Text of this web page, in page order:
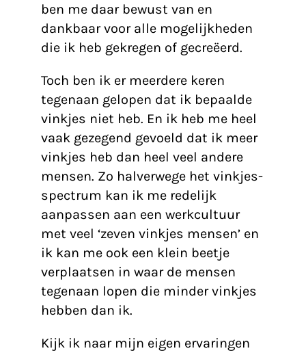
ben me daar bewust van en
dankbaar voor alle mogelijkheden
die ik heb gekregen of gecreëerd.
Toch ben ik er meerdere keren
tegenaan gelopen dat ik bepaalde
vinkjes niet heb. En ik heb me heel
vaak gezegend gevoeld dat ik meer
vinkjes heb dan heel veel andere
mensen. Zo halverwege het vinkjes-
spectrum kan ik me redelijk
aanpassen aan een werkcultuur
met veel ‘zeven vinkjes mensen’ en
ik kan me ook een klein beetje
verplaatsen in waar de mensen
tegenaan lopen die minder vinkjes
hebben dan ik.
Kijk ik naar mijn eigen ervaringen